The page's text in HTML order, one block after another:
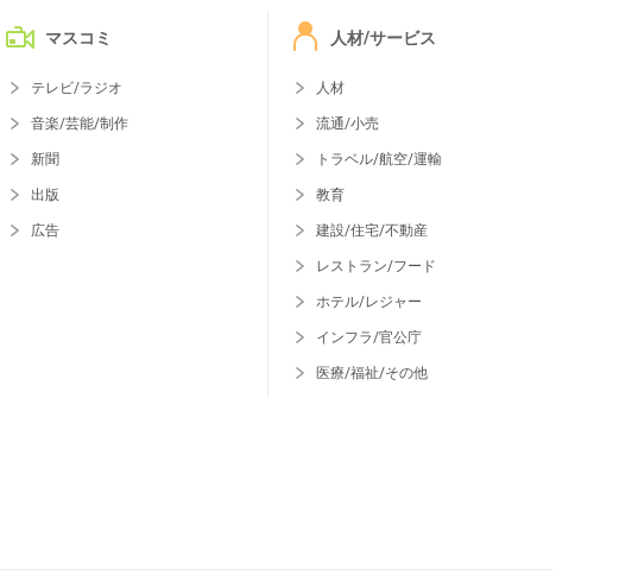
マスコミ
テレビ/ラジオ
音楽/芸能/制作
新聞
出版
広告
人材/サービス
人材
流通/小売
トラベル/航空/運輸
教育
建設/住宅/不動産
レストラン/フード
ホテル/レジャー
インフラ/官公庁
医療/福祉/その他